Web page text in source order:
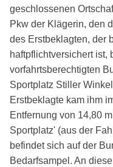
geschlossenen
Pkw der Klägerin, den
des Erstbeklagten, der
haftpflichtversichert ist,
vorfahrtsberechtigten
Sportplatz Stiller
Erstbeklagte kam ihm
Entfernung von 14,80
Sportplatz' (aus der
befindet sich auf der
Bedarfsampel. An